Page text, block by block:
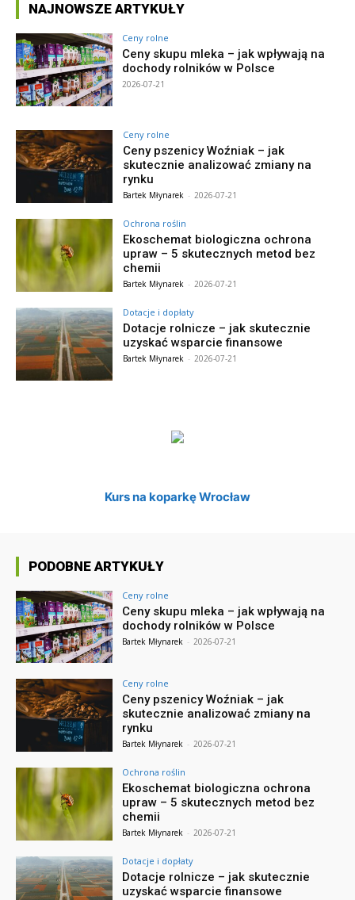
NAJNOWSZE ARTYKUŁY
Ceny rolne
Ceny skupu mleka – jak wpływają na
dochody rolników w Polsce
2026-07-21
Ceny rolne
Ceny pszenicy Woźniak – jak
skutecznie analizować zmiany na
rynku
Bartek Młynarek - 2026-07-21
Ochrona roślin
Ekoschemat biologiczna ochrona
upraw – 5 skutecznych metod bez
chemii
Bartek Młynarek - 2026-07-21
Dotacje i dopłaty
Dotacje rolnicze – jak skutecznie
uzyskać wsparcie finansowe
Bartek Młynarek - 2026-07-21
Kurs na koparkę Wrocław
PODOBNE ARTYKUŁY
Ceny rolne
Ceny skupu mleka – jak wpływają na
dochody rolników w Polsce
Bartek Młynarek - 2026-07-21
Ceny rolne
Ceny pszenicy Woźniak – jak
skutecznie analizować zmiany na
rynku
Bartek Młynarek - 2026-07-21
Ochrona roślin
Ekoschemat biologiczna ochrona
upraw – 5 skutecznych metod bez
chemii
Bartek Młynarek - 2026-07-21
Dotacje i dopłaty
Dotacje rolnicze – jak skutecznie
uzyskać wsparcie finansowe